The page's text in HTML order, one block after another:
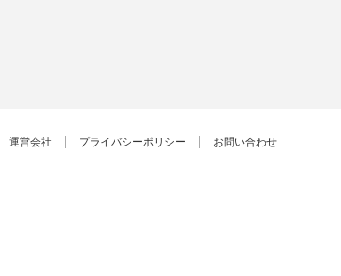
運営会社 プライバシーポリシー お問い合わせ